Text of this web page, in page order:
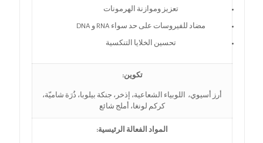
تعزيز وموازنة الهرمونات
مضاد للفيروسات على حد سواء RNA و DNA
تحسين الخلايا التنكسية
تكوين:
أرز أسيوي، اللوبياء الشعاعية، إذخر، جنكة بيلوبا، ذُرَة شاميّة،
كركم لونغا، أملج شائع
المواد الفعالة الرئيسية: